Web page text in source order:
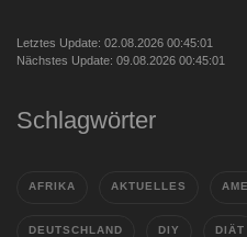
Letztes Update: 02.08.2026 00:45:01
Nächstes Update: 09.08.2026 00:45:01
Schlagwörter
AFRIKA AKTUELLES
DEUTSCHLAND DIY DIÄT